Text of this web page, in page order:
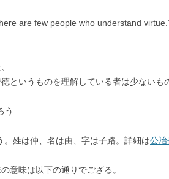
are few people who understand
というものを理解している者は少ないも
う
。姓は仲、名は由、字は子路。詳細は公冶
意味は以下の通りでござる。